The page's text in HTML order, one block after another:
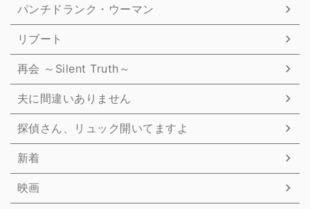
パンチドランク・ウーマン
リブート
再会 ～Silent Truth～
夫に間違いありません
探偵さん、リュック開いてますよ
新着
映画